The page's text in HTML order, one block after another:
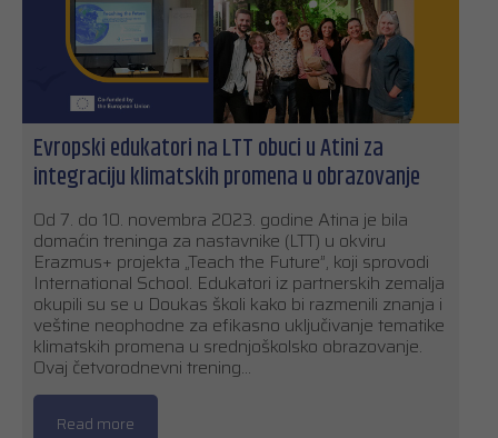
Evropski edukatori na LTT obuci u Atini za
integraciju klimatskih promena u obrazovanje
Od 7. do 10. novembra 2023. godine Atina je bila
domaćin treninga za nastavnike (LTT) u okviru
Erazmus+ projekta „Teach the Future”, koji sprovodi
International School. Edukatori iz partnerskih zemalja
okupili su se u Doukas školi kako bi razmenili znanja i
veštine neophodne za efikasno uključivanje tematike
klimatskih promena u srednjoškolsko obrazovanje.
Ovaj četvorodnevni trening…
Read more